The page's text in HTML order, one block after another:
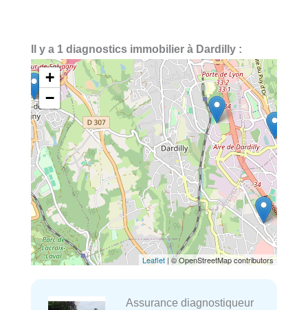
Il y a 1 diagnostics immobilier à Dardilly :
+
−
Leaflet | © OpenStreetMap contributors
Assurance diagnostiqueur